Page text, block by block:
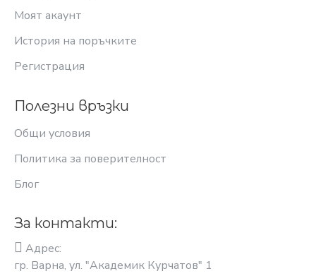
Моят акаунт
История на поръчките
Регистрация
Полезни връзки
Общи условия
Политика за поверителност
Блог
За контакти:
Адрес:
гр. Варна, ул. "Академик Курчатов" 1